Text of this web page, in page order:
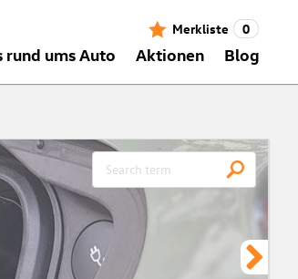
Merkliste 0
rund ums Auto Aktionen Blog